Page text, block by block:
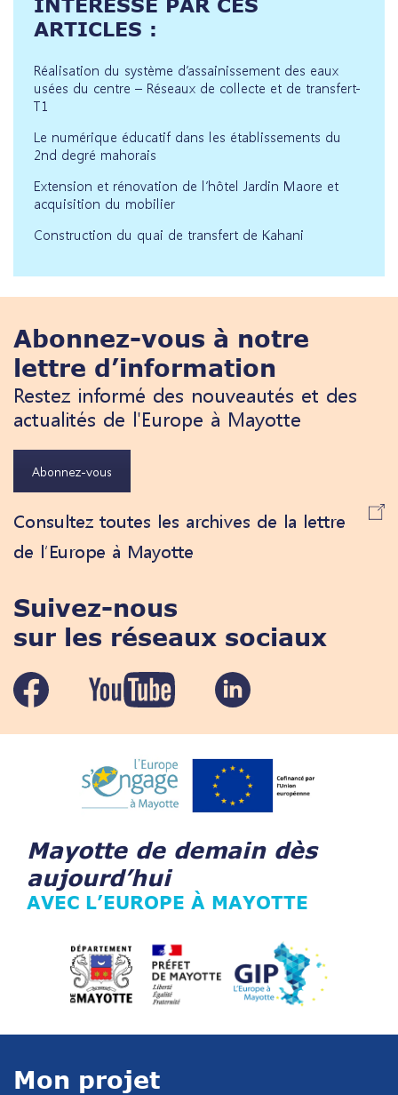
ARTICLES :
Réalisation du système d’assainissement des eaux
usées du centre – Réseaux de collecte et de transfert-
T1
Le numérique éducatif dans les établissements du
2nd degré mahorais
Extension et rénovation de l’hôtel Jardin Maore et
acquisition du mobilier
Construction du quai de transfert de Kahani
Abonnez-vous à notre
lettre d’information
Restez informé des nouveautés et des
actualités de l'Europe à Mayotte
Abonnez-vous
Consultez toutes les archives de la lettre
de l’Europe à Mayotte
Suivez-nous
sur les réseaux sociaux
Mayotte de demain dès
aujourd’hui
AVEC L’EUROPE À MAYOTTE
Mon projet